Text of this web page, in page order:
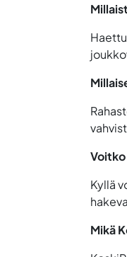
Voitko
Kyllä
Mikä